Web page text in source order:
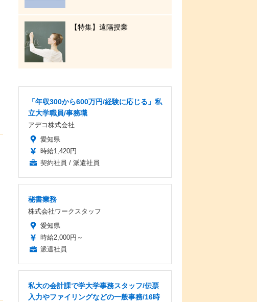
【特集】遠隔授業
「年収300から600万円/経験に応じる」私
立大学職員/事務職
アデコ株式会社
愛知県
時給1,420円
契約社員 / 派遣社員
秘書業務
株式会社ワークスタッフ
愛知県
時給2,000円～
派遣社員
私大の会計課で学大学事務スタッフ/伝票
入力やファイリングなどの一般事務/16時